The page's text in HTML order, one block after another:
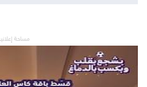
مساحة